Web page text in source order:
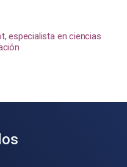
especialista en ciencias